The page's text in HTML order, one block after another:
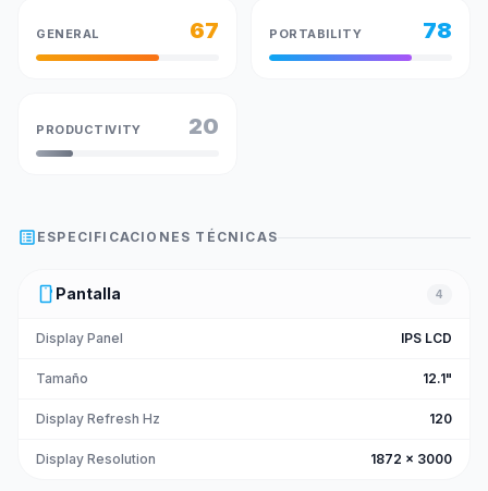
GENERAL 67 PORTABILITY 78
PRODUCTIVITY 20
list_alt ESPECIFICACIONES TÉCNICAS
smartphone Pantalla 4
Display Panel IPS LCD
Tamaño 12.1"
Display Refresh Hz 120
Display Resolution 1872 x 3000